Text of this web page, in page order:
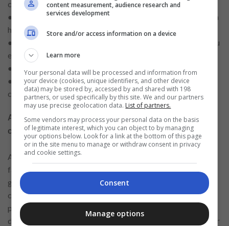
conversas.
● Descoberta de eventos, grupos e atividades relacionados a
hobbies.
● Oportunidade de compartilhar recomendações culturais ou
experiências pessoais.
● Interface prática e segura para trocas respeitosas.
● Incentiva a participação ativa e o desenvolvimento de
comunidades de interesse.
A importância de interfaces intuitivas para a
comunicação
A eficácia das plataformas depende de interfaces claras que
facilitem a navegação, o início de conversas e o acesso a
grupos de interesse. Essas ferramentas simplificam a
comunicação, reduzem as barreiras à troca de informações e
permitem que os usuários se concentrem no conteúdo das
discussões em vez da tecnologia. As trocas podem, assim, ser
content measurement, audience research and
services development
Store and/or access information on a device
Learn more
Your personal data will be processed and information from
your device (cookies, unique identifiers, and other device
data) may be stored by, accessed by and shared with 198
partners, or used specifically by this site. We and our partners
may use precise geolocation data. List of partners.
Some vendors may process your personal data on the basis
of legitimate interest, which you can object to by managing
your options below. Look for a link at the bottom of this page
or in the site menu to manage or withdraw consent in privacy
and cookie settings.
Consent
Manage options